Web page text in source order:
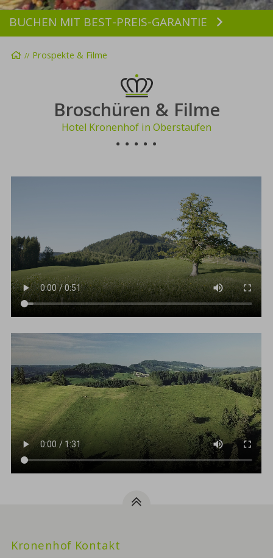
BUCHEN MIT BEST-PREIS-GARANTIE Buchen
Startseite
Prospekte & Filme
Broschüren & Filme
Hotel Kronenhof in Oberstaufen
Kronenhof Kontakt